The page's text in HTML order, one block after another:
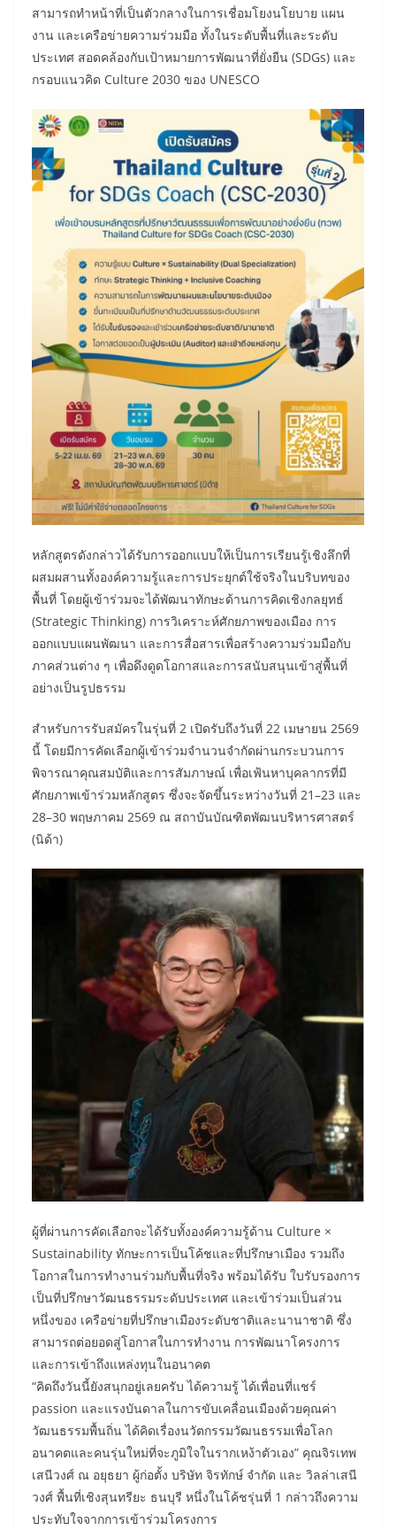
สามารถทำหน้าที่เป็นตัวกลางในการเชื่อมโยงนโยบาย แผน
งาน และเครือข่ายความร่วมมือ ทั้งในระดับพื้นที่และระดับ
ประเทศ สอดคล้องกับเป้าหมายการพัฒนาที่ยั่งยืน (SDGs) และ
กรอบแนวคิด Culture 2030 ของ UNESCO
หลักสูตรดังกล่าวได้รับการออกแบบให้เป็นการเรียนรู้เชิงลึกที่
ผสมผสานทั้งองค์ความรู้และการประยุกต์ใช้จริงในบริบทของ
พื้นที่ โดยผู้เข้าร่วมจะได้พัฒนาทักษะด้านการคิดเชิงกลยุทธ์
(Strategic Thinking) การวิเคราะห์ศักยภาพของเมือง การ
ออกแบบแผนพัฒนา และการสื่อสารเพื่อสร้างความร่วมมือกับ
ภาคส่วนต่าง ๆ เพื่อดึงดูดโอกาสและการสนับสนุนเข้าสู่พื้นที่
อย่างเป็นรูปธรรม
สำหรับการรับสมัครในรุ่นที่ 2 เปิดรับถึงวันที่ 22 เมษายน 2569
นี้ โดยมีการคัดเลือกผู้เข้าร่วมจำนวนจำกัดผ่านกระบวนการ
พิจารณาคุณสมบัติและการสัมภาษณ์ เพื่อเฟ้นหาบุคลากรที่มี
ศักยภาพเข้าร่วมหลักสูตร ซึ่งจะจัดขึ้นระหว่างวันที่ 21–23 และ
28–30 พฤษภาคม 2569 ณ สถาบันบัณฑิตพัฒนบริหารศาสตร์
(นิด้า)
ผู้ที่ผ่านการคัดเลือกจะได้รับทั้งองค์ความรู้ด้าน Culture ×
Sustainability ทักษะการเป็นโค้ชและที่ปรึกษาเมือง รวมถึง
โอกาสในการทำงานร่วมกับพื้นที่จริง พร้อมได้รับ ใบรับรองการ
เป็นที่ปรึกษาวัฒนธรรมระดับประเทศ และเข้าร่วมเป็นส่วน
หนึ่งของ เครือข่ายที่ปรึกษาเมืองระดับชาติและนานาชาติ ซึ่ง
สามารถต่อยอดสู่โอกาสในการทำงาน การพัฒนาโครงการ
และการเข้าถึงแหล่งทุนในอนาคต
“คิดถึงวันนี้ยังสนุกอยู่เลยครับ ได้ความรู้ ได้เพื่อนที่แชร์
passion และแรงบันดาลในการขับเคลื่อนเมืองด้วยคุณค่า
วัฒนธรรมพื้นถิ่น ได้คิดเรื่องนวัตกรรมวัฒนธรรมเพื่อโลก
อนาคตและคนรุ่นใหม่ที่จะภูมิใจในรากเหง้าตัวเอง” คุณจิรเทพ
เสนีวงศ์ ณ อยุธยา ผู้ก่อตั้ง บริษัท จิรทักษ์ จำกัด และ วิลล่าเสนี
วงศ์ พื้นที่เชิงสุนทรียะ ธนบุรี หนึ่งในโค้ชรุ่นที่ 1 กล่าวถึงความ
ประทับใจจากการเข้าร่วมโครงการ